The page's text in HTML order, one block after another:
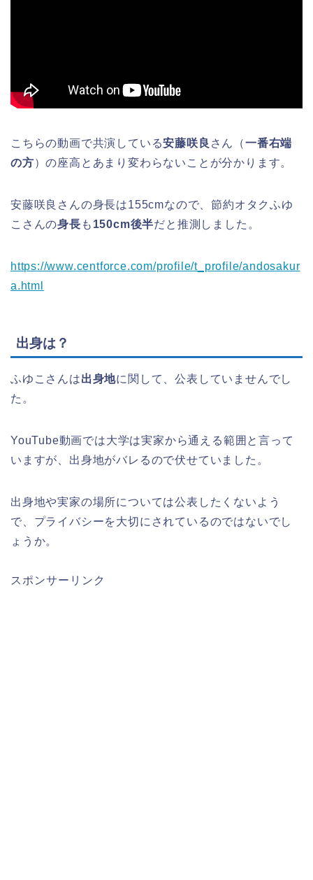
こちらの動画で共演している安藤咲良 さん（一番右端
の方）の座高とあまり変わらないことが分かります。
安藤咲良さんの身長は155cmなので、節約オタクふゆ
こさんの身長 も 150cm後半だと推測しました。
https://www.centforce.com/profile/t_profile/andosakur
a.html
出身は？
ふゆこさんは出身地に関して、公表していませんでし
た。
YouTube動画では大学は実家から通える範囲と言って
いますが、出身地がバレるので伏せていました。
出身地や実家の場所については公表したくないよう
で、プライバシーを大切にされているのではないでし
ょうか。
スポンサーリンク